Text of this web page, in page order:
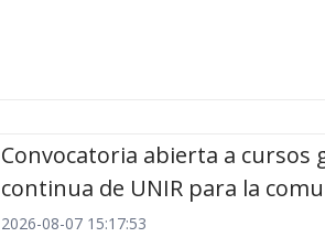
Convocatoria abierta a
continua de UNIR para la
2026-08-07 15:17:53